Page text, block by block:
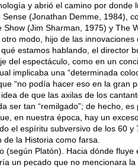
y abrió el camino por donde
(Jonathan Demme, 1984),
Show (Jim Sharman, 1975) y The
modo, hijo de las innovaciones
estamos hablando, el director
del espectáculo, como en un
implicaba una “determinada
“no podía hacer eso en la gran
de que las axilas de los
ser tan “remilgado”; de hecho,
en nuestra época, hay un
el espíritu subversivo de los 60
la Historia como farsa.
(según Platón). Hacia dónde
un pecado que no mencionara